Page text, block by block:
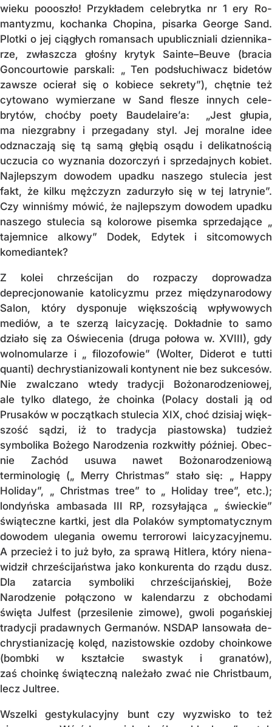
wieku poooszło! Przy­kła­dem celebrytka nr 1 ery Ro­
mantyzmu, ko­­chan­ka Chopina, pi­sarka George Sand.
Plotki o jej ciągłych romansach upublicz­nia­li dzien­­ni­ka­
rze, zwłaszcza głośny kry­tyk Sain­te–Beuve (bra­cia
Goncourtowie pars­kali: „ Ten pod­słuchiwacz bidetów
zawsze ocierał się o ko­biece sekrety”), chętnie też
cytowano wymierzane w Sand flesze in­nych cele­
brytów, choćby poety Baude­lai­re’a: „Jest głupia,
ma niezgrabny i prze­ga­dany styl. Jej moralne idee
odznaczają się tą samą głębią osądu i delikatnością
uczucia co wyznania dozorczyń i sprze­daj­nych kobiet.
Najlepszym dowodem upadku naszego stulecia jest
fakt, że kilku męż­czyzn zadurzyło się w tej latrynie”.
Czy winniśmy mówić, że najlepszym dowo­dem upad­ku
naszego stulecia są kolorowe pisemka sprzedające „
tajemnice alkowy” Dodek, Edy­tek i sitcomowych
komediantek?
Z kolei chrześcijan do rozpaczy dopro­wa­dza
deprecjonowanie katolicyzmu przez międzynarodowy
Salon, który dysponuje większością wpływowych
mediów, a te sze­rzą laicyzację. Dokładnie to samo
działo się za Oświecenia (druga połowa w. XVIII), gdy
wolnomularze i „ filozo­fo­wie” (Wol­ter, Diderot e tutti
quanti) de­chrys­tiani­zo­wa­li kontynent nie bez suk­ce­sów.
Nie zwal­czano wtedy tradycji Bożonaro­dze­nio­wej,
ale tylko dlatego, że choinka (Polacy do­stali ją od
Prusaków w początkach stulecia XIX, choć dzisiaj więk­
szość sądzi, iż to tradycja piastowska) tu­dzież
symbolika Bo­żego Narodzenia rozkwitły później. Obec­
nie Za­chód usuwa nawet Bo­żo­­na­ro­dzenio­wą
terminologię („ Merry Christmas” sta­ło się: „ Hap­py
Holiday”, „ Christmas tree” to „ Ho­­liday tree”, etc.);
londyńska amba­sa­da III RP, rozsyłająca „ świeckie”
świą­tecz­ne kartki, jest dla Polaków sym­pto­ma­tycznym
dowodem ulegania owemu ter­ro­rowi laicyzacyjnemu.
A przecież i to już by­ło, za sprawą Hitlera, który nie­na­
widził chrześcijaństwa jako konkurenta do rządu dusz.
Dla zatarcia symboliki chrześci­jańs­kiej, Boże
Narodzenie połączono w kalen­da­rzu z obchodami
święta Julfest (prze­si­le­nie zimowe), gwoli po­gań­s­kiej
tradycji pra­daw­nych Germanów. NSDAP lan­so­wa­ła de­
chrystianizację kolęd, nazistowskie oz­do­by choin­ko­we
(bombki w kształcie swas­tyk i gra­na­tów),
zaś choinkę świą­teczną nale­ża­ło zwać nie Christbaum,
lecz Jultree.
Wszelki gestykulacyjny bunt czy wy­zwi­sko to też